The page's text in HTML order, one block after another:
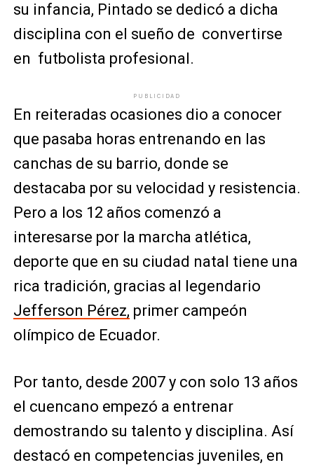
su infancia, Pintado se dedicó a dicha
disciplina con el sueño de convertirse
en futbolista profesional.
PUBLICIDAD
En reiteradas ocasiones dio a conocer
que pasaba horas entrenando en las
canchas de su barrio, donde se
destacaba por su velocidad y resistencia.
Pero a los 12 años comenzó a
interesarse por la marcha atlética,
deporte que en su ciudad natal tiene una
rica tradición, gracias al legendario
Jefferson Pérez, primer campeón
olímpico de Ecuador.
Por tanto, desde 2007 y con solo 13 años
el cuencano empezó a entrenar
demostrando su talento y disciplina. Así
destacó en competencias juveniles, en